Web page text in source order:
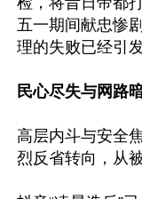
五一期间献忠惨
理的失败已经引
民心尽失与网路
高层内斗与安全
烈反省转向，从